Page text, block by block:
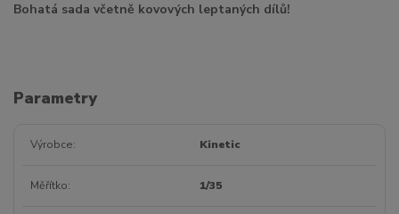
Bohatá sada včetně kovových leptaných dílů!
Parametry
Výrobce Kinetic
Měřítko 1/35